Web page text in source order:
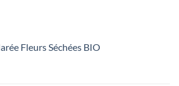
Fleurs Séchées BIO